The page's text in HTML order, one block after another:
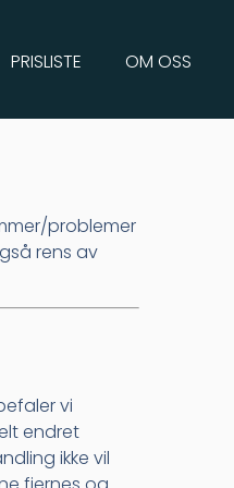
PRISLISTE OM OSS
problemer
rens av
vi
endret
ikke vil